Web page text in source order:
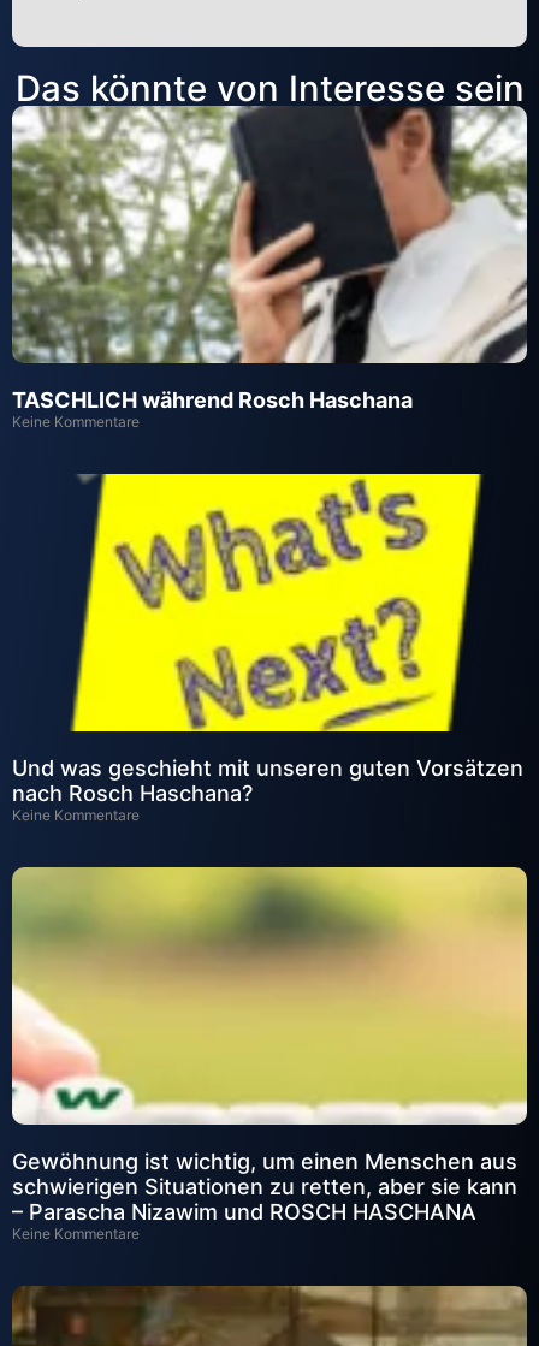
Alternative:
Das könnte von Interesse sein
TASCHLICH während Rosch Haschana
Keine Kommentare
Und was geschieht mit unseren guten Vorsätzen
nach Rosch Haschana?
Keine Kommentare
Gewöhnung ist wichtig, um einen Menschen aus
schwierigen Situationen zu retten, aber sie kann
– Parascha Nizawim und ROSCH HASCHANA
Keine Kommentare